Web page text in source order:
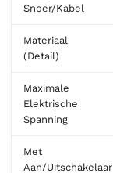
Snoer/Kabel
Materiaal
(Detail)
Maximale
Elektrische
Spanning
Met
Aan/Uitschakelaar